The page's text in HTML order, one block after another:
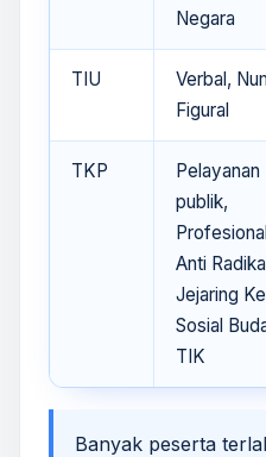
Negara
TIU
Verbal,
Figural
TKP
Pelayanan
publik,
Anti
Jejaring
Sosial
TIK
Banyak peserta